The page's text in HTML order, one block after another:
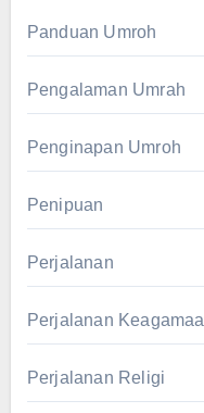
Panduan Umroh
Pengalaman Umrah
Penginapan Umroh
Penipuan
Perjalanan
Perjalanan
Perjalanan Religi